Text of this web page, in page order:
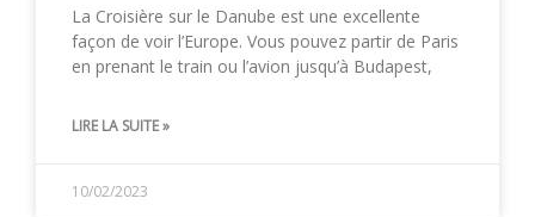
La Croisière sur le Danube est une excellente
façon de voir l’Europe. Vous pouvez partir de Paris
en prenant le train ou l’avion jusqu’à Budapest,
LIRE LA SUITE »
10/02/2023